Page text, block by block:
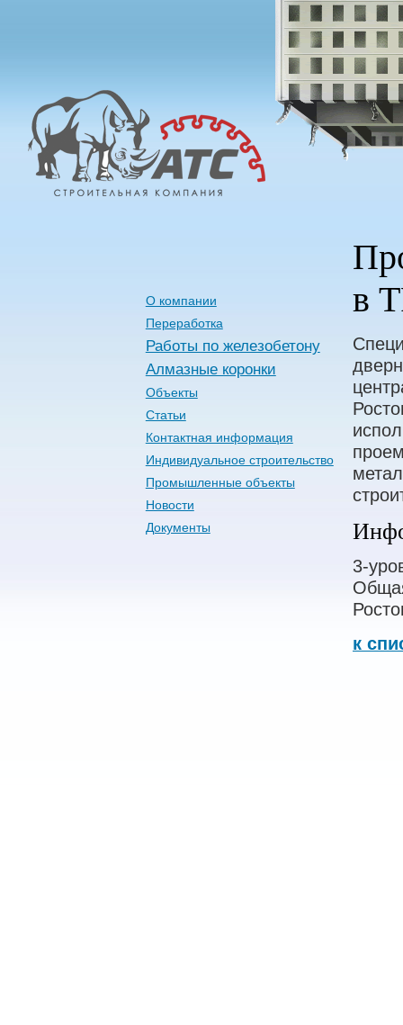
О компании
Переработка
Работы по железобетону
Алмазные коронки
Объекты
Статьи
Контактная информация
Индивидуальное строительство
Промышленные объекты
Новости
Документы
в
3-
к